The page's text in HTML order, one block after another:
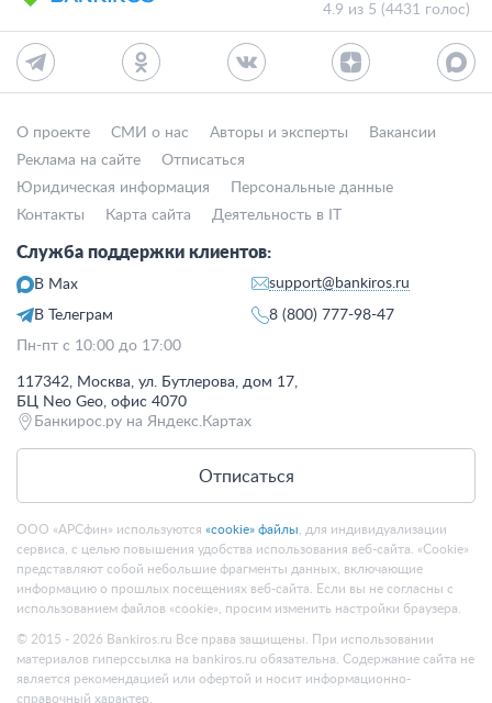
4.9 из 5 (4431 голос)
О проекте СМИ о нас Авторы и эксперты
Вакансии
Реклама на сайте
Отписаться
Юридическая информация
Персональные данные
Контакты
Карта сайта Деятельность в IT
Служба поддержки клиентов:
В Max
В Телеграм
support@bankiros.ru
8 (800) 777-98-47
Пн-пт с 10:00 до 17:00
117342, Москва, ул. Бутлерова, дом 17,
БЦ Neo Geo, офис 4070
Банкирос.ру на Яндекс.Картах
Отписаться
ООО «АРСфин» используются «cookie» файлы , для индивидуализации
сервиса, с целью повышения удобства использования веб-сайта. «Cookie»
представляют собой небольшие фрагменты данных, включающие
информацию о прошлых посещениях веб-сайта. Если вы не согласны с
использованием файлов «cookie», просим изменить настройки браузера.
© 2015 - 2026 Bankiros.ru Все права защищены. При использовании
материалов гиперссылка на bankiros.ru обязательна. Содержание сайта не
является рекомендацией или офертой и носит информационно-
справочный характер.